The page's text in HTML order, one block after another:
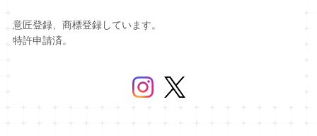
意匠登録、商標登録しています。
特許申請済。